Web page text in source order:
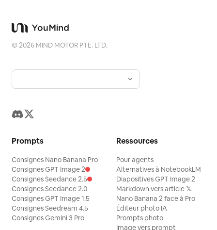
©2026 MIND MOTOR PTE. LTD.
Prompts
Consignes Nano Banana Pro
Consignes GPT Image 2
Consignes Seedance 2.5
Consignes Seedance 2.0
Consignes GPT Image 1.5
Consignes Seedream 4.5
Consignes Gemini 3 Pro
Ressources
Pour agents
Alternatives à NotebookLM
Diapositives GPT Image 2
Markdown vers article 𝕏
Nano Banana 2 face à Pro
Éditeur photo IA
Prompts photo
Image vers prompt